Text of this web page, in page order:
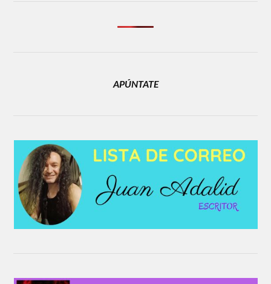
APÚNTATE